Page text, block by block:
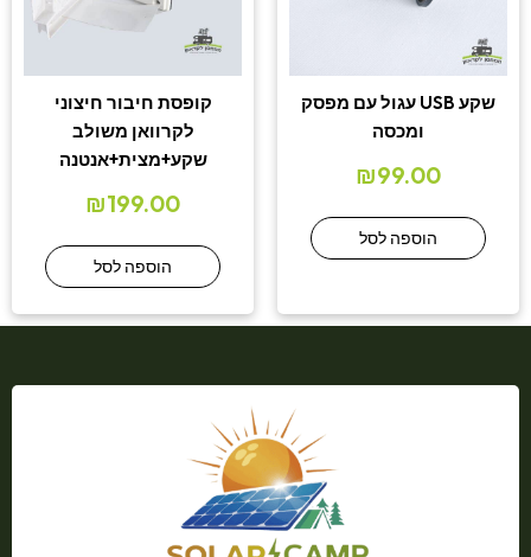
שקע USB עגול עם מפסק
ומכסה
₪99.00
הוספה לסל
קופסת חיבור חיצוני
לקרוואן משולב
שקע+מצית+אנטנה
₪199.00
הוספה לסל